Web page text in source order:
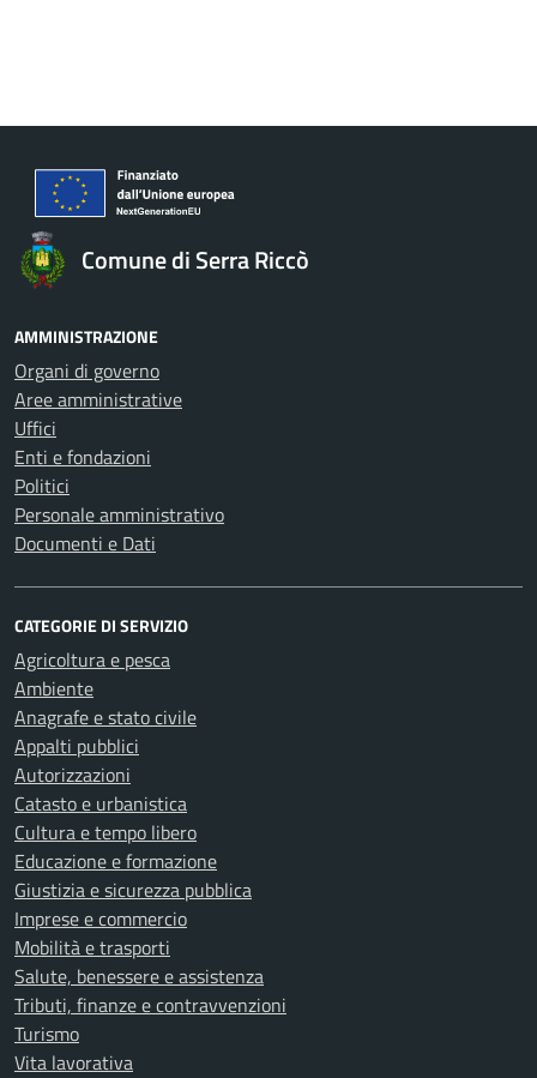
Comune di Serra Riccò
AMMINISTRAZIONE
Organi di governo
Aree amministrative
Uffici
Enti e fondazioni
Politici
Personale amministrativo
Documenti e Dati
CATEGORIE DI SERVIZIO
Agricoltura e pesca
Ambiente
Anagrafe e stato civile
Appalti pubblici
Autorizzazioni
Catasto e urbanistica
Cultura e tempo libero
Educazione e formazione
Giustizia e sicurezza pubblica
Imprese e commercio
Mobilità e trasporti
Salute, benessere e assistenza
Tributi, finanze e contravvenzioni
Turismo
Vita lavorativa